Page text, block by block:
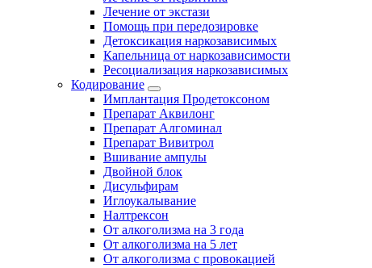
Лечение от экстази
Помощь при передозировке
Детоксикация наркозависимых
Капельница от наркозависимости
Ресоциализация наркозависимых
Кодирование
Имплантация Продетоксоном
Препарат Аквилонг
Препарат Алгоминал
Препарат Вивитрол
Вшивание ампулы
Двойной блок
Дисульфирам
Иглоукалывание
Налтрексон
От алкоголизма на 3 года
От алкоголизма на 5 лет
От алкоголизма с провокацией